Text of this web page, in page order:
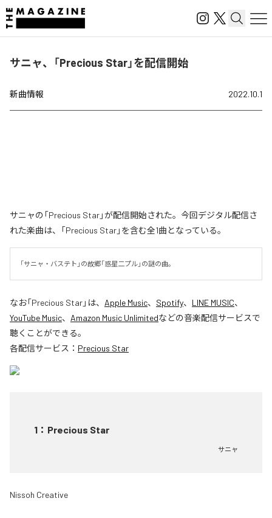
サニャ、「Precious Star」を配信開始
新曲情報 2022.10.1
サニャの「Precious Star」が配信開始された。今回デジタル配信さ
れた楽曲は、「Precious Star」を含む全1曲となっている。
「サニャ・バステト」の故郷「惑星二プル」の謎の曲。
なお「Precious Star」は、 Apple Music、 Spotify、 LINE MUSIC、
YouTube Music、 Amazon Music Unlimitedなどの音楽配信サービスで
聴くことができる。
各配信サービス： Precious Star
1 ： Precious Star
サニャ
Nissoh Creative